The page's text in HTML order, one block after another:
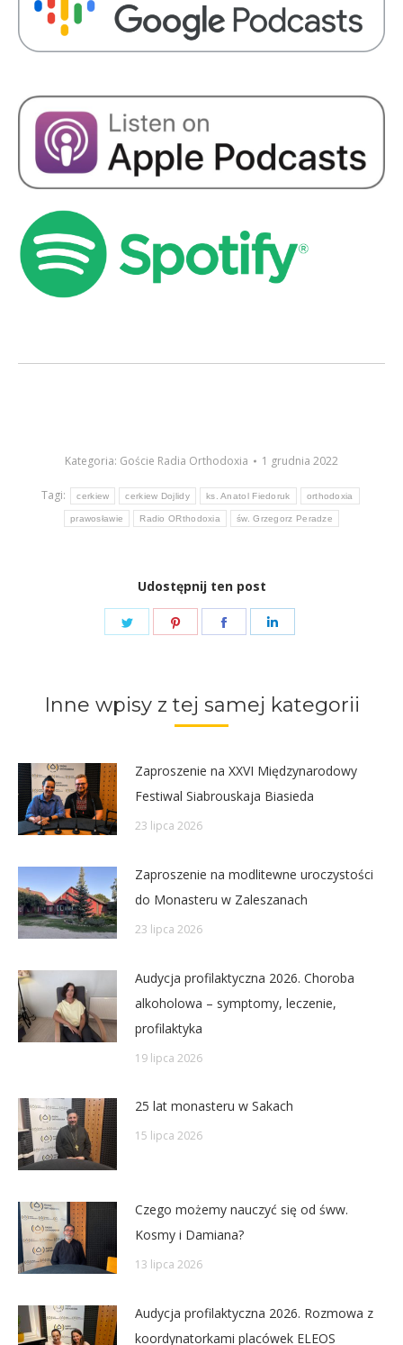
Kategoria: Goście Radia Orthodoxia 1 grudnia 2022
Tagi: cerkiew cerkiew Dojlidy ks. Anatol Fiedoruk orthodoxia
prawosławie Radio ORthodoxia św. Grzegorz Peradze
Udostępnij ten post
Share
Share
Share
Inne wpisy z tej samej kategorii
Zaproszenie na XXVI Międzynarodowy
Festiwal Siabrouskaja Biasieda
23 lipca 2026
Zaproszenie na modlitewne uroczystości
do Monasteru w Zaleszanach
23 lipca 2026
Audycja profilaktyczna 2026. Choroba
alkoholowa – symptomy, leczenie,
profilaktyka
19 lipca 2026
25 lat monasteru w Sakach
15 lipca 2026
Czego możemy nauczyć się od śww.
Kosmy i Damiana?
13 lipca 2026
Audycja profilaktyczna 2026. Rozmowa z
koordynatorkami placówek ELEOS